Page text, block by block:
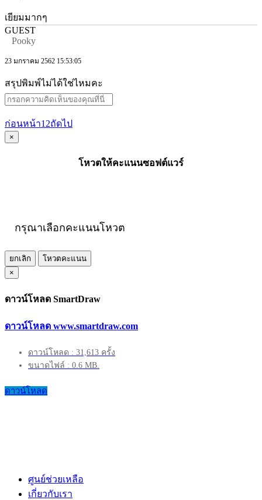
เยียมมากๆ
GUEST
Pooky
23 มกราคม 2562 15:53:05
สรุปพิมพ์ไม่ได้ใช่ไหมคะ
ก่อนหน้า1 2ถัดไป
×
โหวตให้คะแนนซอฟต์แวร์
กรุณาเลือกคะแนนโหวต
ยกเลิก
โหวตคะแนน
×
ดาวน์โหลด SmartDraw
ดาวน์โหลด www.smartdraw.com
ดาวน์โหลด : 31,613 ครั้ง
ขนาดไฟล์ : 0.6 MB.
ดาวน์โหลด
ศูนย์ช่วยเหลือ
เกี่ยวกับเรา